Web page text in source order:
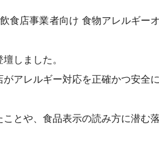
食店事業者向け 食物アレルギー
しました。
アレルギー対応を正確かつ安全
とや、食品表示の読み方に潜む